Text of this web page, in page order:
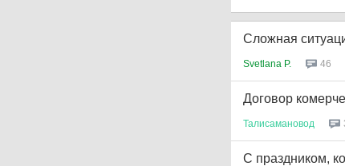
Сложная
Svetlana P. 46
Договор
Талисамановод
С праздником,